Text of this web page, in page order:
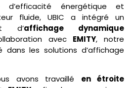
d’efficacité énergétique et
fluide, UBIC a intégré un
d’affichage dynamique
avec EMITY, notre
dans les solutions d’affichage
avons travaillé en étroite